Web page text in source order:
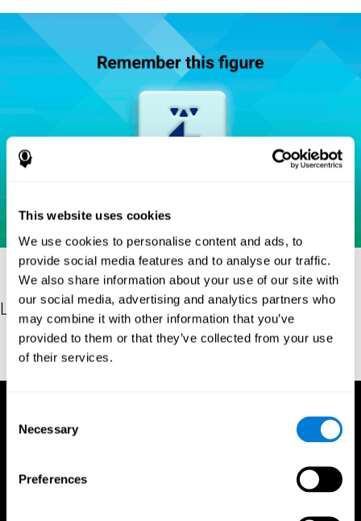
This website uses cookies
We use cookies to personalise content and ads, to
provide social media features and to analyse our traffic.
We also share information about your use of our site with
our social media, advertising and analytics partners who
may combine it with other information that you’ve
provided to them or that they’ve collected from your use
of their services.
Selection
Necessary
Preferences
Les références
Brickenkamp, R. (1962). Aufmerksamkeits-Belastungs-Test (Test
d2) (1st ed.). Göttingen, Germany: Hogrefe.